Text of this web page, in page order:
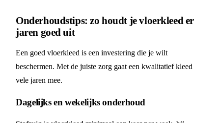
Onderhoudstips: zo houdt je vloerkleed er
jaren goed uit
Een goed vloerkleed is een investering die je wilt
beschermen. Met de juiste zorg gaat een kwalitatief kleed
vele jaren mee.
Dagelijks en wekelijks onderhoud